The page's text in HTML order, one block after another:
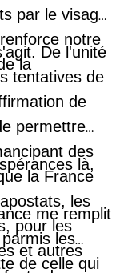
par le visage
notre
la
De l'unité
tentatives de
de
permettre
des
la France
les
pour les
et autres
là,
me remplit
les
de celle qui